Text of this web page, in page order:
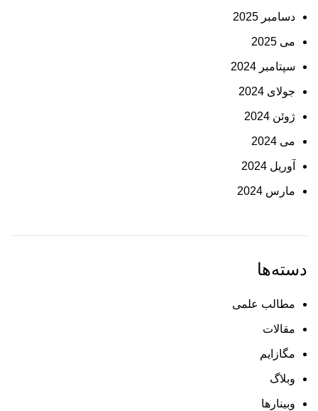
دسامبر 2025
می 2025
سپتامبر 2024
جولای 2024
ژوئن 2024
می 2024
آوریل 2024
مارس 2024
دسته‌ها
مطالب علمی
مقالات
مگازایم
وبلاگ
وبینارها